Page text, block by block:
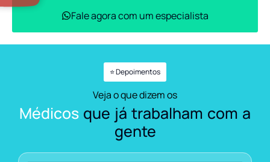
Fale agora com um especialista
⭐ Depoimentos
Veja o que dizem os
Médicos que já trabalham com a
gente